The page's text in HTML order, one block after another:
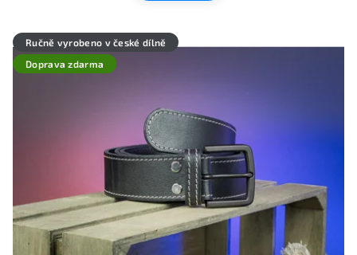
Ručně vyrobeno v české dílně
Doprava zdarma